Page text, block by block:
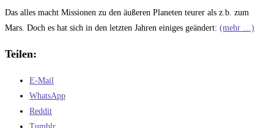
Das alles macht Missionen zu den äußeren Planeten teurer als z.b. zum
Mars. Doch es hat sich in den letzten Jahren einiges geändert: (mehr …)
Teilen:
E-Mail
WhatsApp
Reddit